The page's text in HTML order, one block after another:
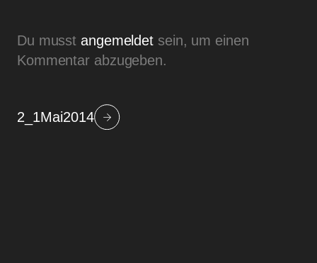
Du musstangemeldet sein, um einen
Kommentar abzugeben.
Beitragsnavigation
2_1Mai2014